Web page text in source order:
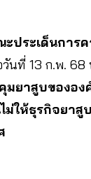
ประเด็นการ
นที่ 13 ก.พ.
าสูบขององค์
ให้ธุรกิจยา